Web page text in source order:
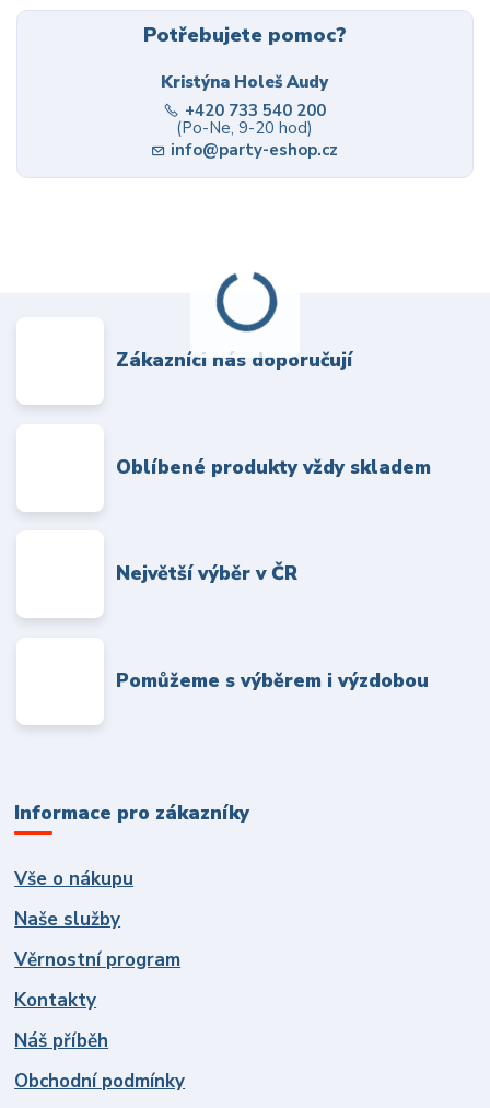
Potřebujete pomoc?
Kristýna Holeš Audy
+420 733 540 200
(Po-Ne, 9-20 hod)
info@party-eshop.cz
Zákazníci nás doporučují
Oblíbené produkty vždy skladem
Největší výběr v ČR
Pomůžeme s výběrem i výzdobou
Informace pro zákazníky
Vše o nákupu
Naše služby
Věrnostní program
Kontakty
Náš příběh
Obchodní podmínky